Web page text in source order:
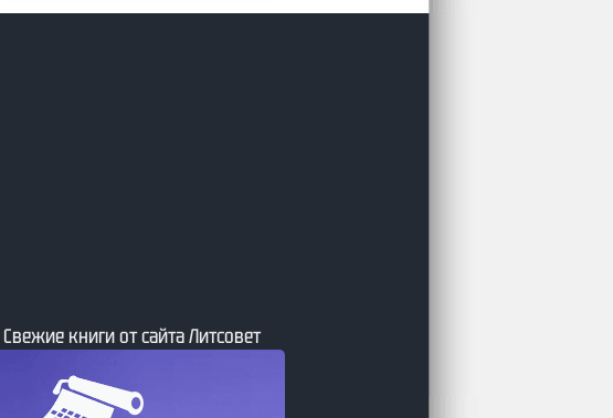
Свежие книги от сайта Литсовет